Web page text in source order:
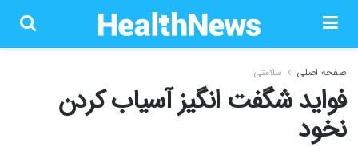
صفحه اصلی سلامتی
فواید شگفت انگیز آسیاب کردن
نخود